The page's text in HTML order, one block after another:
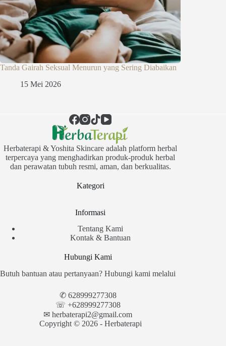
Tanda Gairah Seksual Menurun yang Sering Diabaikan
15 Mei 2026
Herbaterapi & Yoshita Skincare adalah platform herbal
terpercaya yang menghadirkan produk-produk herbal
dan perawatan tubuh resmi, aman, dan berkualitas.
Kategori
Informasi
Tentang Kami
Kontak & Bantuan
Hubungi Kami
Butuh bantuan atau pertanyaan? Hubungi kami melalui
✆ 628999277308
☏ +628999277308
✉︎ herbaterapi2@gmail.com
Copyright © 2026 - Herbaterapi